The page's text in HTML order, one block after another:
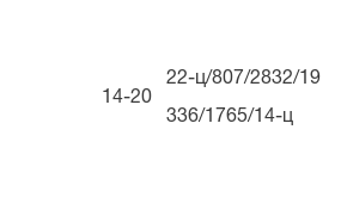
14-20
22-ц/807/2832/19
336/1765/14-ц